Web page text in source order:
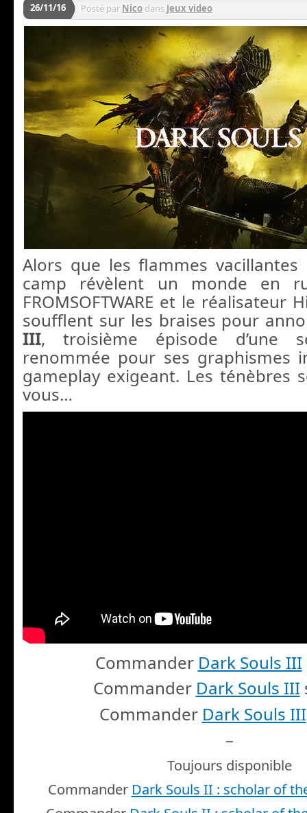
26/11/16 Posté par Nico dans Jeux video
Alors que les flammes
camp révèlent un monde en
FROMSOFTWARE et le réalisateur
soufflent sur les braises pour
III, troisième épisode d’une
renommée pour ses graphismes
gameplay exigeant. Les ténèbres
vous…
Commander Dark Souls III
Commander Dark Souls III
Commander Dark Souls III
–
Toujours disponible
Commander Dark Souls II : scholar of